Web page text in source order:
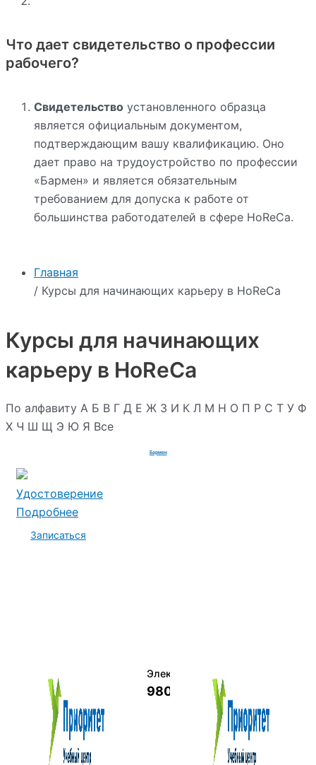
Главная
/ Курсы для начинающих карьеру в HoReCa
Курсы для начинающих
карьеру в HoReCa
По алфавиту А Б В Г Д Е Ж З И К Л М Н О П Р С Т У Ф
Х Ч Ш Щ Э Ю Я Все
Бармен
Удостоверение
Подробнее
Записаться
Электромеханик по ремонту и
9800 руб.
Что дает свидетельство о профессии
рабочего?
Свидетельство установленного образца
является официальным документом,
подтверждающим вашу квалификацию. Оно
дает право на трудоустройство по профессии
«Бармен» и является обязательным
требованием для допуска к работе от
большинства работодателей в сфере HoReCa.